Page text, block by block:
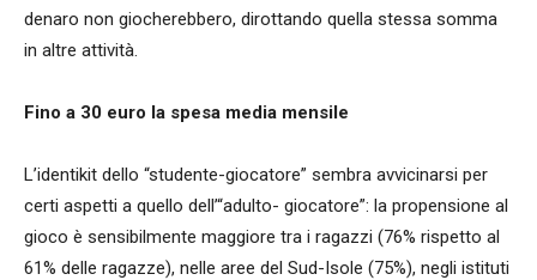
denaro non giocherebbero, dirottando quella stessa somma
in altre attività.
Fino a 30 euro la spesa media mensile
L’identikit dello “studente-giocatore” sembra avvicinarsi per
certi aspetti a quello dell’“adulto- giocatore”: la propensione al
gioco è sensibilmente maggiore tra i ragazzi (76% rispetto al
61% delle ragazze), nelle aree del Sud-Isole (75%), negli istituti